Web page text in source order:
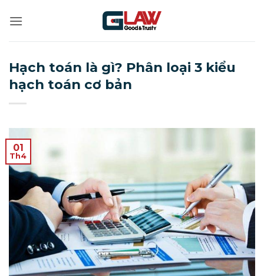
qua
Hạch toán là gì? Phân loại 3 kiểu
hạch toán cơ bản
01
Th4